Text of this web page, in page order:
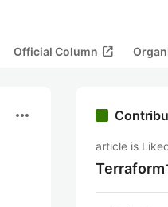
Official Column open_in_new
more_horiz
article is
Terraform